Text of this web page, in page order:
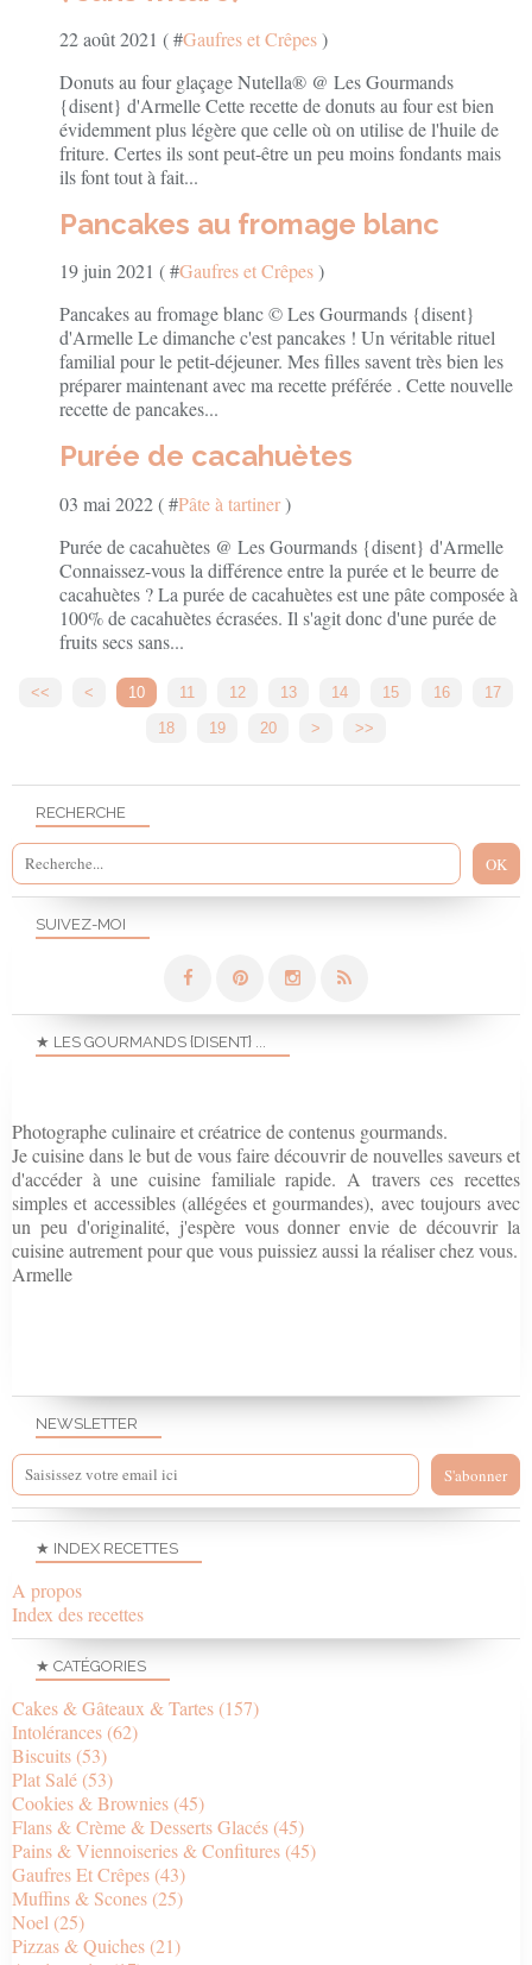
22 août 2021 ( #Gaufres et Crêpes)
Donuts au four glaçage Nutella® @ Les Gourmands
{disent} d'Armelle Cette recette de donuts au four est bien
évidemment plus légère que celle où on utilise de l'huile de
friture. Certes ils sont peut-être un peu moins fondants mais
ils font tout à fait...
Pancakes au fromage blanc
19 juin 2021 ( #Gaufres et Crêpes)
Pancakes au fromage blanc © Les Gourmands {disent}
d'Armelle Le dimanche c'est pancakes ! Un véritable rituel
familial pour le petit-déjeuner. Mes filles savent très bien les
préparer maintenant avec ma recette préférée . Cette nouvelle
recette de pancakes...
Purée de cacahuètes
03 mai 2022 ( #Pâte à tartiner)
Purée de cacahuètes @ Les Gourmands {disent} d'Armelle
Connaissez-vous la différence entre la purée et le beurre de
cacahuètes ? La purée de cacahuètes est une pâte composée à
100% de cacahuètes écrasées. Il s'agit donc d'une purée de
fruits secs sans...
<< < 10 11 12 13 14 15 16
17
18
19 20 > >>
NEWSLETTER
SUIVEZ-MOI
RECHERCHE
★ INDEX RECETTES
A propos
Index des recettes
★ CATÉGORIES
Cakes & Gâteaux & Tartes (157)
Intolérances (62)
Biscuits (53)
Plat Salé (53)
Cookies & Brownies (45)
Flans & Crème & Desserts Glacés (45)
Pains & Viennoiseries & Confitures (45)
Gaufres Et Crêpes (43)
Muffins & Scones (25)
Noel (25)
Pizzas & Quiches (21)
★ LES GOURMANDS {DISENT} ...
Photographe culinaire et créatrice de contenus gourmands.
Je cuisine dans le but de vous faire découvrir de nouvelles saveurs et
d'accéder à une cuisine familiale rapide. A travers ces recettes
simples et accessibles (allégées et gourmandes), avec toujours avec
un peu d'originalité, j'espère vous donner envie de découvrir la
cuisine autrement pour que vous puissiez aussi la réaliser chez vous.
Armelle